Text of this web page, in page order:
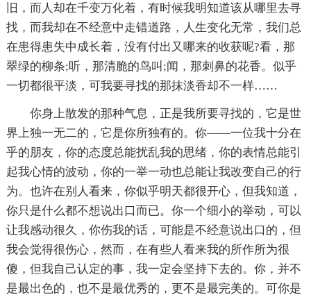
旧，而人却在千变万化着，有时候我明知道该从哪里去寻
找，而我却在不经意中走错道路，人生变化无常，我们总
在患得患失中成长着，没有付出又哪来的收获呢?看，那
翠绿的柳条;听，那清脆的鸟叫;闻，那刺鼻的花香。似乎
一切都很平淡，可我要寻找的那抹淡香却不一样……
你身上散发的那种气息，正是我所要寻找的，它是世
界上独一无二的，它是你所独有的。你——一位我十分在
乎的朋友，你的态度总能扰乱我的思绪，你的表情总能引
起我心情的波动，你的一举一动也总能让我改变自己的行
为。也许在别人看来，你似乎明天都很开心，但我知道，
你只是什么都不想说出口而已。你一个细小的举动，可以
让我感动很久，你伤我的话，可能是不经意说出口的，但
我会觉得很伤心，然而，在有些人看来我的所作所为很
傻，但我自己认定的事，我一定会坚持下去的。你，并不
是最出色的，也不是最优秀的，更不是最完美的。可你是